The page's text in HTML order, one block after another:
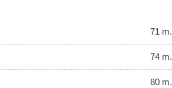
71 m.
74 m.
80 m.